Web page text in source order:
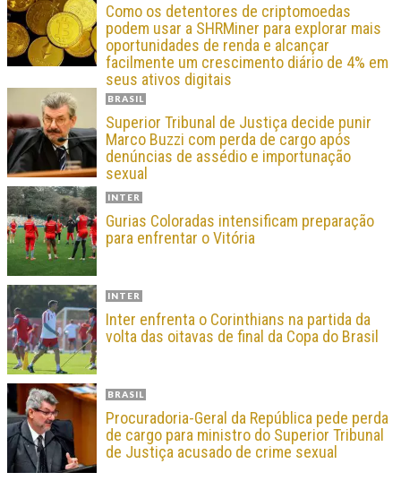
Como os detentores de criptomoedas
podem usar a SHRMiner para explorar mais
oportunidades de renda e alcançar
facilmente um crescimento diário de 4% em
seus ativos digitais
BRASIL
Superior Tribunal de Justiça decide punir
Marco Buzzi com perda de cargo após
denúncias de assédio e importunação
sexual
INTER
Gurias Coloradas intensificam preparação
para enfrentar o Vitória
INTER
Inter enfrenta o Corinthians na partida da
volta das oitavas de final da Copa do Brasil
BRASIL
Procuradoria-Geral da República pede perda
de cargo para ministro do Superior Tribunal
de Justiça acusado de crime sexual